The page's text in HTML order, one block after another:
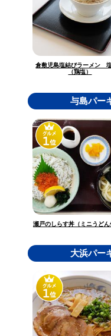
倉敷児島塩結びラーメン
（鶏塩）
与島パー
瀬戸のしらす丼（ミニうどん
大浜パー